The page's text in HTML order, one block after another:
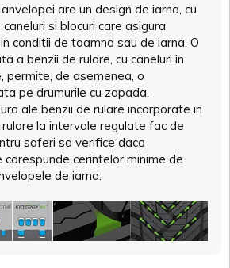
are un design de iarna, cu
si blocuri care asigura
conditii de toamna sau de iarna. O
a benzii de rulare, cu caneluri in
permite, de asemenea, o
pe drumurile cu zapada.
ale benzii de rulare incorporate in
la intervale regulate fac de
soferi sa verifice daca
cerintelor minime de
de iarna.